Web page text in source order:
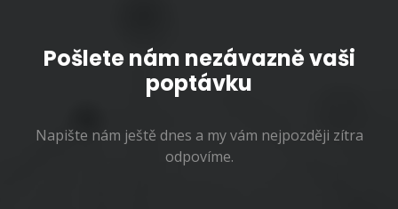
Pošlete nám nezávazně vaši
poptávku
Napište nám ještě dnes a my vám nejpozději zítra
odpovíme.